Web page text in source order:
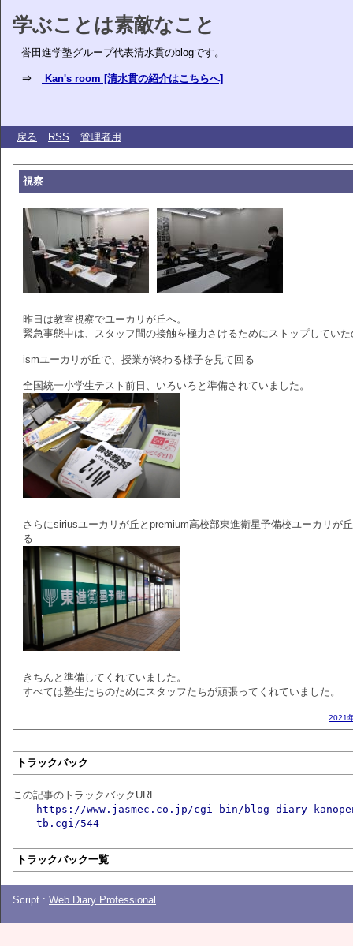
学ぶことは素敵なこと
誉田進学塾グループ代表清水貫のblogです。
⇒ Kan's room [清水貫の紹介はこちらへ]
戻る RSS 管理者用
視察
昨日は教室視察でユーカリが丘へ。
緊急事態中は、スタッフ間の接触を極力さけるためにストップしてい
ismユーカリが丘で、授業が終わる様子を見て回る
全国統一小学生テスト前日、いろいろと準備されていました。
さらにsiriusユーカリが丘とpremium高校部東進衛星予備校ユーカリが
る
きちんと準備してくれていました。
すべては塾生たちのためにスタッフたちが頑張ってくれていました。
2021
トラックバック
この記事のトラックバックURL
https://www.jasmec.co.jp/cgi-bin/blog-diary-
tb.cgi/544
トラックバック一覧
Script : Web Diary Professional